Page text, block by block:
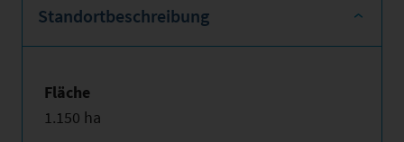
Standortbeschreibung
Fläche
1.150 ha